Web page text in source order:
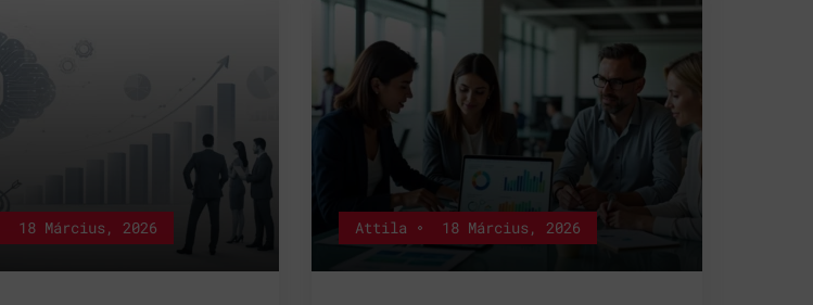
18 Március, 2026 Attila 18 Március, 2026